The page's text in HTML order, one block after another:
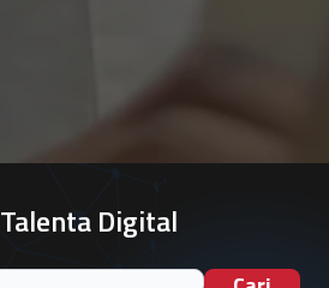
Talenta Digital